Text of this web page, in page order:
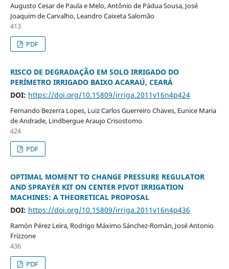
Augusto Cesar de Paula e Melo, Antônio de Pádua Sousa, José
Joaquim de Carvalho, Leandro Caixeta Salomão
413
PDF
RISCO DE DEGRADAÇÃO EM SOLO IRRIGADO DO
PERÍMETRO IRRIGADO BAIXO ACARAÚ, CEARÁ
DOI: https://doi.org/10.15809/irriga.2011v16n4p424
Fernando Bezerra Lopes, Luiz Carlos Guerreiro Chaves, Eunice Maria
de Andrade, Lindbergue Araujo Crisostomo
424
PDF
OPTIMAL MOMENT TO CHANGE PRESSURE REGULATOR
AND SPRAYER KIT ON CENTER PIVOT IRRIGATION
MACHINES: A THEORETICAL PROPOSAL
DOI: https://doi.org/10.15809/irriga.2011v16n4p436
Ramón Pérez Leira, Rodrigo Máximo Sánchez-Román, José Antonio
Frizzone
436
PDF